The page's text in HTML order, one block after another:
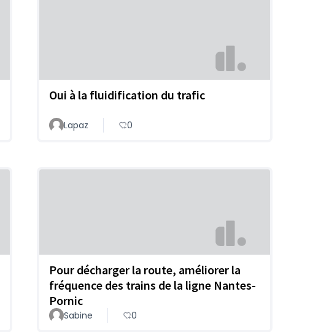
Oui à la fluidification du trafic
Lapaz 0
Pour décharger la route, améliorer la
fréquence des trains de la ligne Nantes-
Pornic
Sabine 0